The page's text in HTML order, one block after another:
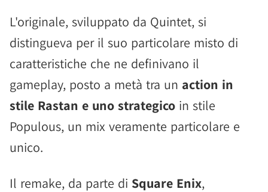
L'originale, sviluppato da Quintet, si
distingueva per il suo particolare misto di
caratteristiche che ne definivano il
gameplay, posto a metà tra un action in
stile Rastan e uno strategico in stile
Populous, un mix veramente particolare e
unico.
Il remake, da parte di Square Enix,